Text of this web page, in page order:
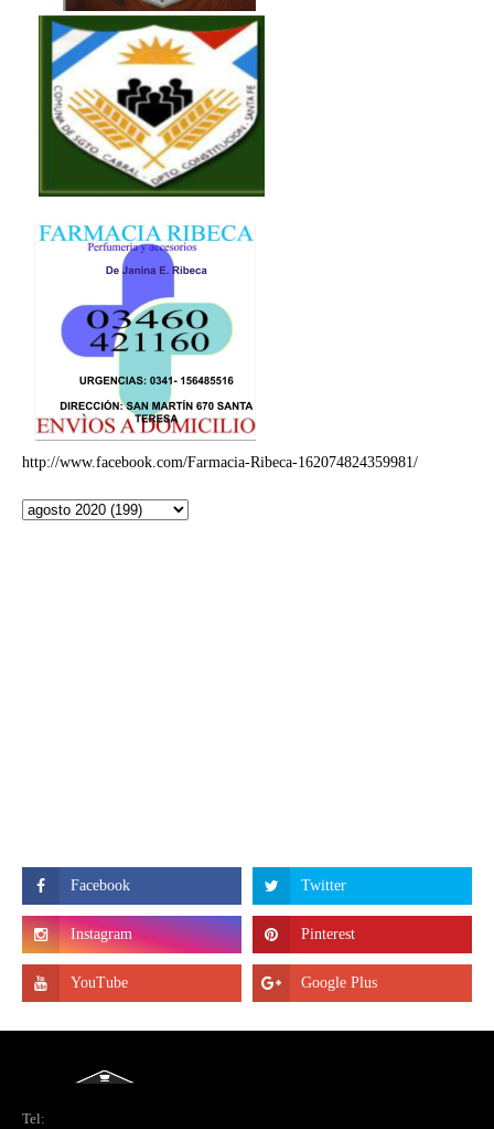
http://www.facebook.com/Farmacia-Ribeca-162074824359981/
Tel: